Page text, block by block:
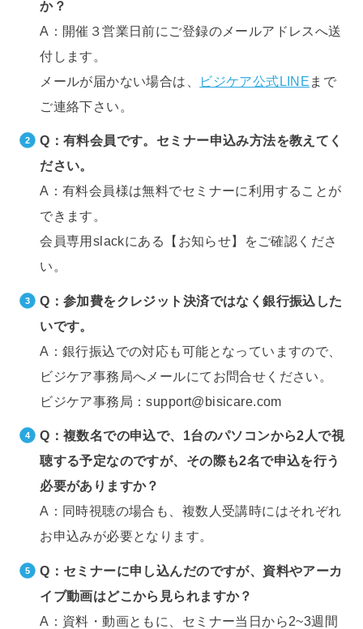
か？
A：開催３営業日前にご登録のメールアドレスへ送
付します。
メールが届かない場合は、
ビジケア公式LINE まで
ご連絡下さい。
Q：有料会員です。セミナー申込み方法を教えてく
ださい。
A：有料会員様は無料でセミナーに利用することが
できます。
会員専用slackにある【お知らせ】をご確認くださ
い。
Q：参加費をクレジット決済ではなく銀行振込した
いです。
A：銀行振込での対応も可能となっていますので、
ビジケア事務局へメールにてお問合せください。
ビジケア事務局：support@bisicare.com
Q：複数名での申込で、1台のパソコンから2人で視
聴する予定なのですが、 その際も2名で申込を行う
必要がありますか？
A：同時視聴の場合も、複数人受講時にはそれぞれ
お申込みが必要となります。
Q：セミナーに申し込んだのですが、資料やアーカ
イブ動画はどこから見られますか？
A：資料・動画ともに、セミナー当日から2~3週間